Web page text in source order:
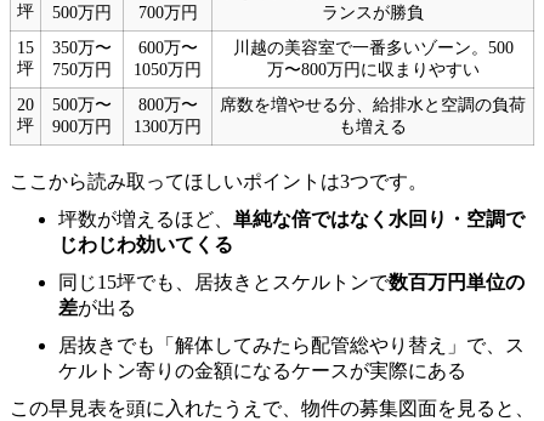
坪
500万円
700万円
ランスが勝負
15
坪
350万〜
750万円
600万〜
1050万円
川越の美容室で一番多いゾーン。500
万〜800万円に収まりやすい
20
坪
500万〜
900万円
800万〜
1300万円
席数を増やせる分、給排水と空調の負荷
も増える
ここから読み取ってほしいポイントは3つです。
坪数が増えるほど、 単純な倍ではなく水回り・空調で
じわじわ効いてくる
同じ15坪でも、居抜きとスケルトンで数百万円単位の
差が出る
居抜きでも「解体してみたら配管総やり替え」で、ス
ケルトン寄りの金額になるケースが実際にある
この早見表を頭に入れたうえで、物件の募集図面を見ると、